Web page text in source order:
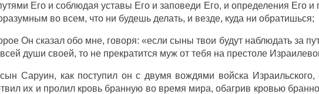
Его и соблюдая уставы Его изаповеди Его, и определения Его и
во всем, что ни будешь делать, и везде, куда ни обратишься;
Он сказалобо мне, говоря: «еслисыны твои будут наблюдатьза
души своей, то не прекратится мужот тебя на престоле
сын Саруин, как поступил он с двумя вождями войска Израильского,
их и пролил кровь бранную во время мира,обагрив кровью